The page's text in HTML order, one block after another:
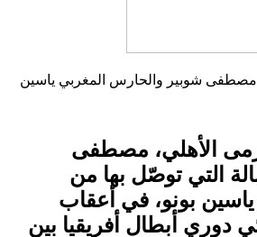
الأهلي، مصطفى
التي توصّل بها من
ياسين بونو، في أعقاب
دوري أبطال أفريقيا بين